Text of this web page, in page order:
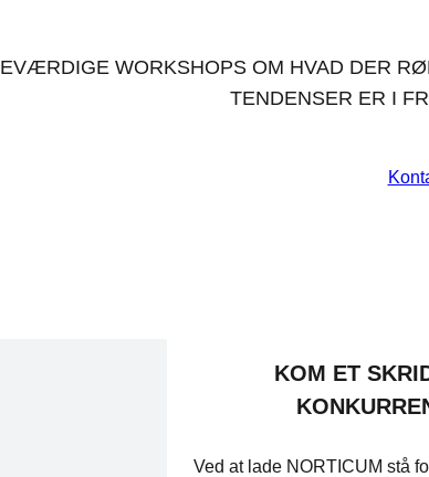
WORKSHOPS OM HVAD DER
TENDENSER ER I
KOM ET
Ved at lade NORTICUM stå